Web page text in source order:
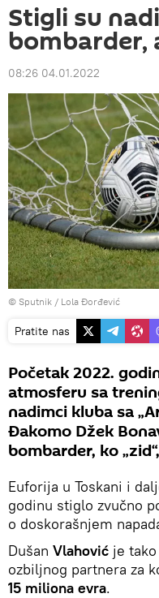
Stigli su
bombarder,
08:26 04.01.2022
© Sputnik / Lola Đorđević
Pratite nas
Početak 2022.
atmosferu sa
nadimci kluba sa
Đakomo Džek
bombarder, ko
Euforija u Toskani i
godinu stiglo zvučno
o doskorašnjem
Dušan Vlahović je
ozbiljnog partnera za
15 miliona evra.